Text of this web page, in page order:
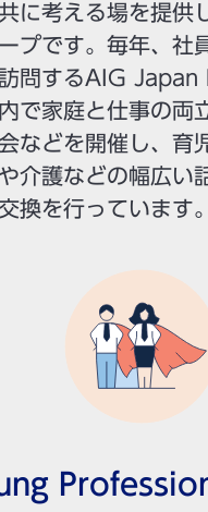
に考える場を提供
プです。毎年、社
問するAIG
で家庭と仕事の両
などを開催し、育
介護などの幅広い
換を行っています。